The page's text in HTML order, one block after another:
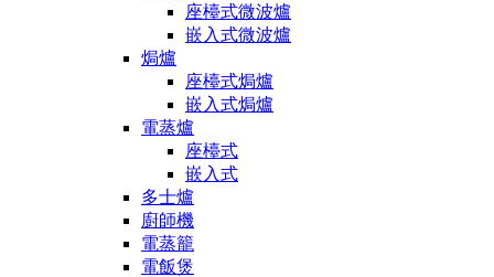
座檯式微波爐
嵌入式微波爐
焗爐
座檯式焗爐
嵌入式焗爐
電蒸爐
座檯式
嵌入式
多士爐
廚師機
電蒸籠
電飯煲